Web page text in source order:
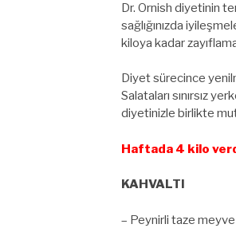
Dr. Ornish diyetinin
sağlığınızda
kiloya kadar
Diyet sürecince
Salataları sınırsız
diyetinizle birlikte
Haftada 4 kilo
KAHVALTI
– Peynirli taze meyve